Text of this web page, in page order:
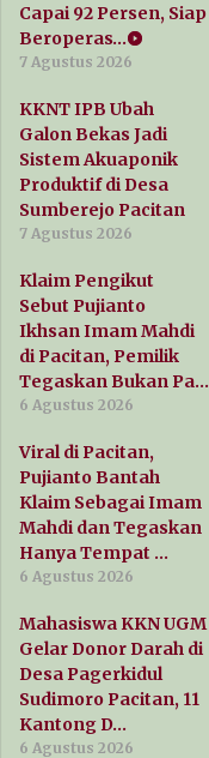
Capai 92 Persen, Siap
Beroperas…
7 Agustus 2026
KKNT IPB Ubah
Galon Bekas Jadi
Sistem Akuaponik
Produktif di Desa
Sumberejo Pacitan
7 Agustus 2026
Klaim Pengikut
Sebut Pujianto
Ikhsan Imam Mahdi
di Pacitan, Pemilik
Tegaskan Bukan Pa…
6 Agustus 2026
Viral di Pacitan,
Pujianto Bantah
Klaim Sebagai Imam
Mahdi dan Tegaskan
Hanya Tempat …
6 Agustus 2026
Mahasiswa KKN UGM
Gelar Donor Darah di
Desa Pagerkidul
Sudimoro Pacitan, 11
Kantong D…
6 Agustus 2026